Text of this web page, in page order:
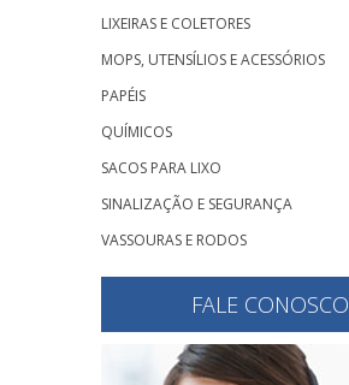
LIXEIRAS E COLETORES
MOPS, UTENSÍLIOS E ACESSÓRIOS
PAPÉIS
QUÍMICOS
SACOS PARA LIXO
SINALIZAÇÃO E SEGURANÇA
VASSOURAS E RODOS
FALE CONOSCO